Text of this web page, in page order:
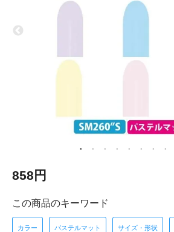
858円
この商品のキーワード
カラー パステルマット サイズ・形状